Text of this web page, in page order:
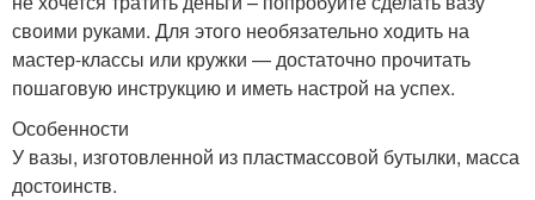
своими руками. Для этого необязательно ходить на
мастер-классы или кружки — достаточно прочитать
пошаговую инструкцию и иметь настрой на успех.
Особенности
У вазы, изготовленной из пластмассовой бутылки, масса
достоинств.